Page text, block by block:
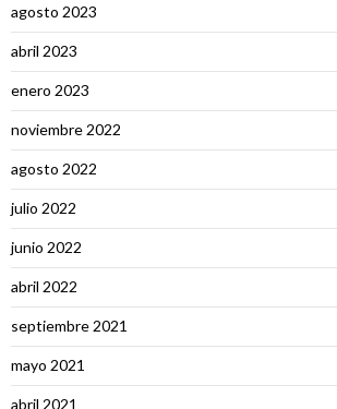
agosto 2023
abril 2023
enero 2023
noviembre 2022
agosto 2022
julio 2022
junio 2022
abril 2022
septiembre 2021
mayo 2021
abril 2021